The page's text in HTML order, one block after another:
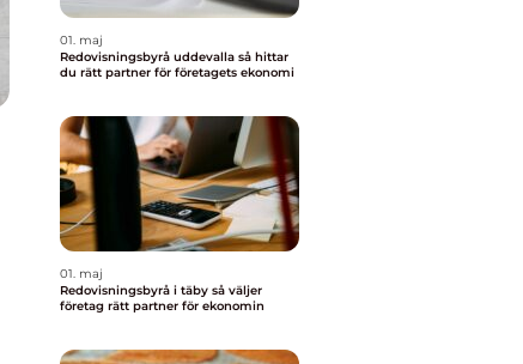
01. maj
Redovisningsbyrå uddevalla så hittar
du rätt partner för företagets ekonomi
01. maj
Redovisningsbyrå i täby så väljer
företag rätt partner för ekonomin